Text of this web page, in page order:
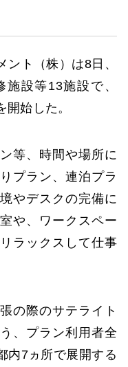
ト（株）は8日、
設等13施設で、
開始した。
等、時間や場所に
プラン、連泊プラ
やデスクの完備に
や、ワークスペー
ラックスして仕事
の際のサテライト
、プラン利用者全
内7ヵ所で展開する